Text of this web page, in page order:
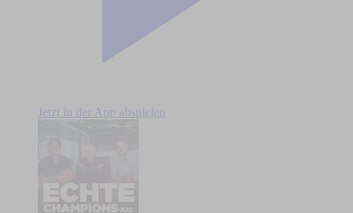
Jetzt in der App abspielen